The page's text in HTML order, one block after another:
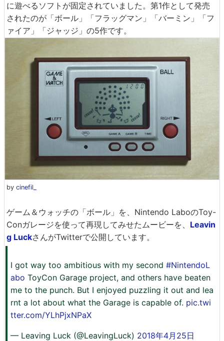
に遊べるソフトが固定されていました。第1作として発売
されたのが「ボール」「フラッグマン」「バーミン」「フ
ァイア」「ジャッジ」の5作です。
by cinefil_
ゲーム＆ウォッチの「ボール」を、Nintendo LaboのToy-
Conガレージを使って再現してみせたムービーを、 Leavin
g LuckさんがTwitterで公開しています。
I got way too ambitious with my second #NintendoL
abo ToyCon Garage project, and others have beaten
me to the punch. But I enjoyed puzzling it out and lea
rnt a lot about what the Garage is capable of. pic.twi
tter.com/YLhPjxNPaX
— Leaving Luck (@LeavingLuck) 2018年4月25日